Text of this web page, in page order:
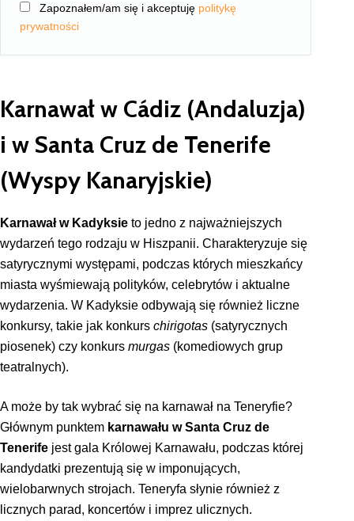
Zapoznałem/am się i akceptuję politykę
prywatności
Karnawał w Cádiz (Andaluzja)
i w Santa Cruz de Tenerife
(Wyspy Kanaryjskie)
Karnawał w Kadyksie to jedno z najważniejszych
wydarzeń tego rodzaju w Hiszpanii. Charakteryzuje się
satyrycznymi występami, podczas których mieszkańcy
miasta wyśmiewają polityków, celebrytów i aktualne
wydarzenia. W Kadyksie odbywają się również liczne
konkursy, takie jak konkurs chirigotas (satyrycznych
piosenek) czy konkurs murgas (komediowych grup
teatralnych).
A może by tak wybrać się na karnawał na Teneryfie?
Głównym punktem karnawału w Santa Cruz de
Tenerife jest gala Królowej Karnawału, podczas której
kandydatki prezentują się w imponujących,
wielobarwnych strojach. Teneryfa słynie również z
licznych parad, koncertów i imprez ulicznych.